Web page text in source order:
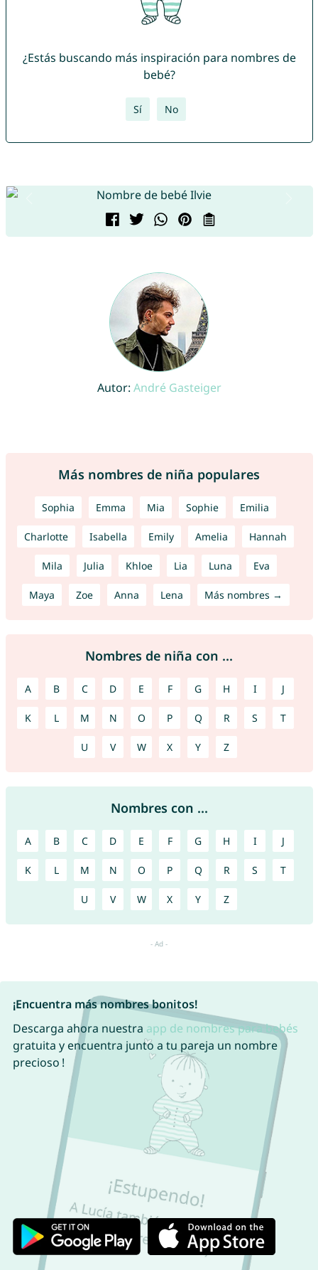
¿Estás buscando más inspiración para nombres de
bebé?
Sí No
Autor: André Gasteiger
Más nombres de niña populares
Sophia Emma Mia Sophie Emilia
Charlotte Isabella Emily Amelia Hannah
Mila Julia Khloe Lia Luna Eva
Maya Zoe Anna Lena Más nombres →
Nombres de niña con ...
A B C D E F G H I J
K L M N O P Q R S T
U V W X Y Z
Nombres con ...
A B C D E F G H I J
K L M N O P Q R S T
U V W X Y Z
¡Encuentra más nombres bonitos!
Descarga ahora nuestra app de nombres para bebés
gratuita y encuentra junto a tu pareja un nombre
precioso !